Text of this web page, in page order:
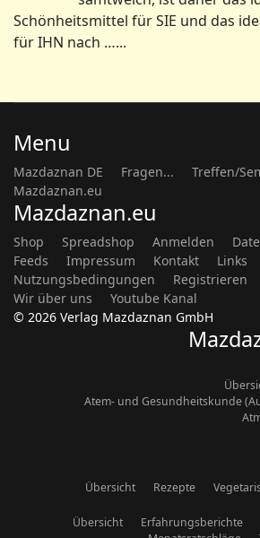
Schönheitsmittel für SIE und das
für IHN nach …...
Menu
Mazdaznan DE Fragen... Treffen/
Mazdaznan.eu
Mazdaznan.eu
Shop Spreadshop Anmelden
Feeds
Impressum Kontakt Links
Nutzungsbedingungen
Registrieren
Wir über uns
Youtube Kanal
© 2026 Verlag Mazdaznan GmbH
Atem- und Gesundheitskunde
Übersicht Rezepte
Übersicht Erfahrungsberichte